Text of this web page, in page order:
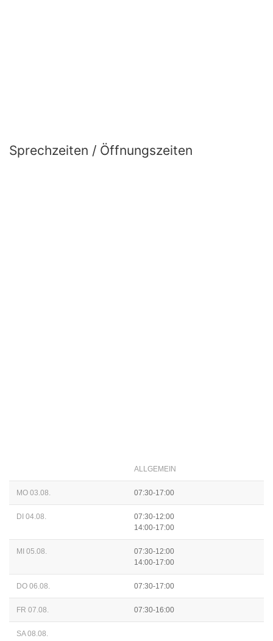
Sprechzeiten / Öffnungszeiten
ALLGEMEIN
MO 03.08. 07:30-17:00
DI 04.08.
07:30-12:00
14:00-17:00
MI 05.08.
07:30-12:00
14:00-17:00
DO 06.08. 07:30-17:00
FR 07.08. 07:30-16:00
SA 08.08.